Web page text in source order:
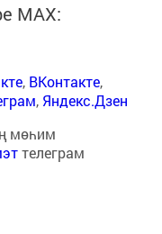
MАХ:
, ВКонтакте,
, Яндекс.Дзен
мөһим
телеграм